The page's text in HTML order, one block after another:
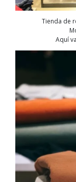
Tienda de
Aquí